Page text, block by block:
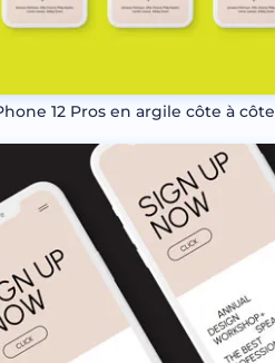
12 Pros en argile côte à côte